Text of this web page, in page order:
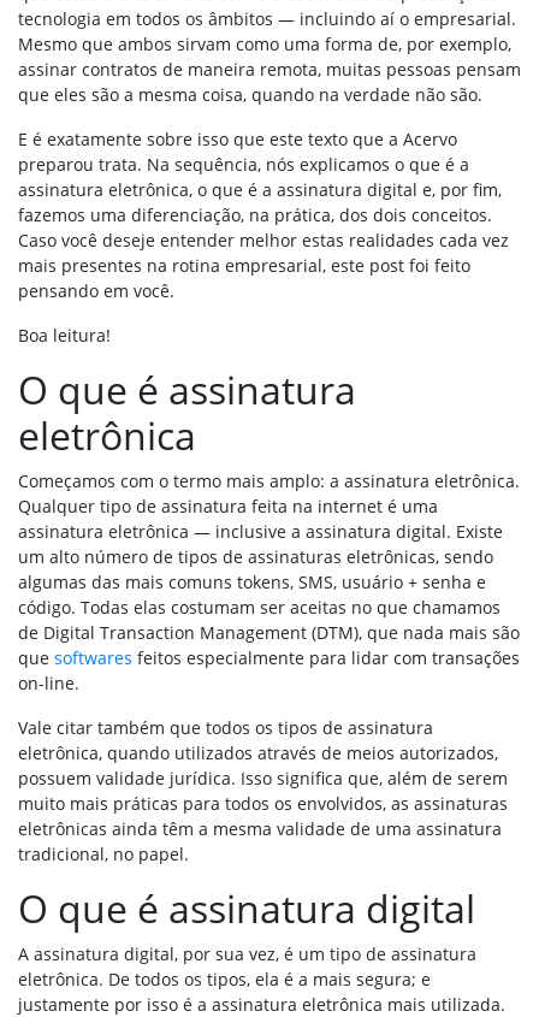
tecnologia em todos os âmbitos — incluindo aí o empresarial.
Mesmo que ambos sirvam como uma forma de, por exemplo,
assinar contratos de maneira remota, muitas pessoas pensam
que eles são a mesma coisa, quando na verdade não são.
E é exatamente sobre isso que este texto que a Acervo
preparou trata. Na sequência, nós explicamos o que é a
assinatura eletrônica, o que é a assinatura digital e, por fim,
fazemos uma diferenciação, na prática, dos dois conceitos.
Caso você deseje entender melhor estas realidades cada vez
mais presentes na rotina empresarial, este post foi feito
pensando em você.
Boa leitura!
O que é assinatura
eletrônica
Começamos com o termo mais amplo: a assinatura eletrônica.
Qualquer tipo de assinatura feita na internet é uma
assinatura eletrônica — inclusive a assinatura digital. Existe
um alto número de tipos de assinaturas eletrônicas, sendo
algumas das mais comuns tokens, SMS, usuário + senha e
código. Todas elas costumam ser aceitas no que chamamos
de Digital Transaction Management (DTM), que nada mais são
que softwares feitos especialmente para lidar com transações
on-line.
Vale citar também que todos os tipos de assinatura
eletrônica, quando utilizados através de meios autorizados,
possuem validade jurídica. Isso significa que, além de serem
muito mais práticas para todos os envolvidos, as assinaturas
eletrônicas ainda têm a mesma validade de uma assinatura
tradicional, no papel.
O que é assinatura digital
A assinatura digital, por sua vez, é um tipo de assinatura
eletrônica. De todos os tipos, ela é a mais segura; e
justamente por isso é a assinatura eletrônica mais utilizada.